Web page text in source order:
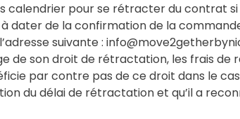
calendrier pour se rétracter du contrat
dater de la confirmation de la
suivante :
de son droit de rétractation, les frais
par contre pas de ce droit dans le
du délai de rétractation et qu’il a